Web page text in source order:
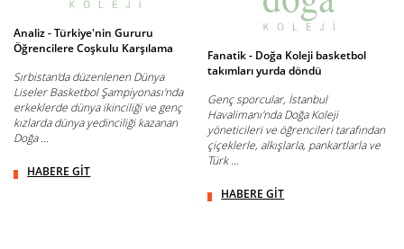
Analiz - Türkiye'nin Gururu
Öğrencilere Coşkulu Karşılama
Sırbistan'da düzenlenen Dünya
Liseler Basketbol Şampiyonası'nda
erkeklerde dünya ikinciliği ve genç
kızlarda dünya yedinciliği kazanan
Doğa ...
HABERE GİT
Fanatik - Doğa Koleji basketbol
takımları yurda döndü
Genç sporcular, İstanbul
Havalimanı'nda Doğa Koleji
yöneticileri ve öğrencileri tarafından
çiçeklerle, alkışlarla, pankartlarla ve
Türk ...
HABERE GİT